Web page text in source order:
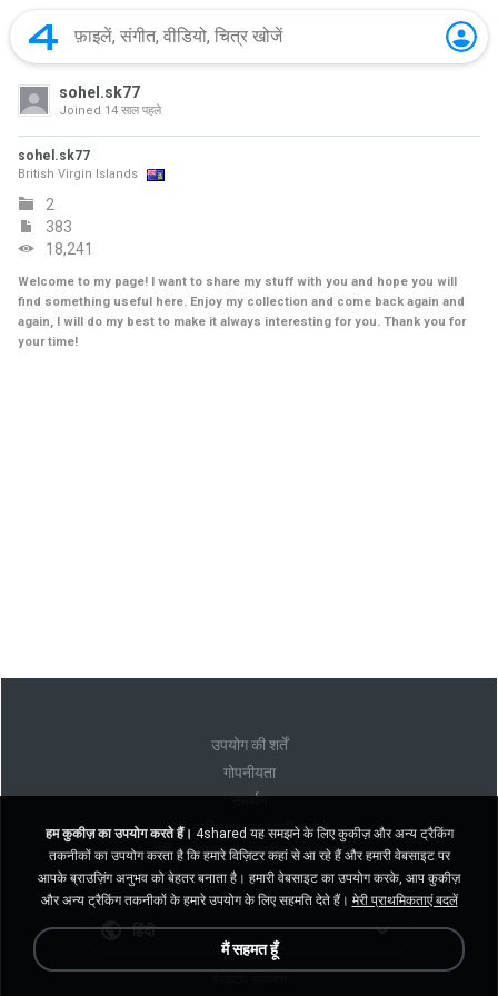
sohel.sk77
Joined 14 साल पहले
sohel.sk77
British Virgin Islands
2
383
18,241
Welcome to my page! I want to share my stuff with you and hope you will
find something useful here. Enjoy my collection and come back again and
again, I will do my best to make it always interesting for you. Thank you for
your time!
उपयोग की शर्तें
गोपनीयता
समर्थन
मेरी व्यक्तिगत जानकारी न बेचें
मेरी व्यक्तिगत जानकारी साझा न करें
हिंदी
हम कुकीज़ का उपयोग करते हैं। 4shared यह समझने के लिए कुकीज़ और अन्य ट्रैकिंग
तकनीकों का उपयोग करता है कि हमारे विज़िटर कहां से आ रहे हैं और हमारी वेबसाइट पर
आपके ब्राउज़िंग अनुभव को बेहतर बनाता है। हमारी वेबसाइट का उपयोग करके, आप कुकीज़
और अन्य ट्रैकिंग तकनीकों के हमारे उपयोग के लिए सहमति देते हैं। मेरी प्राथमिकताएं बदलें
मैं सहमत हूँ